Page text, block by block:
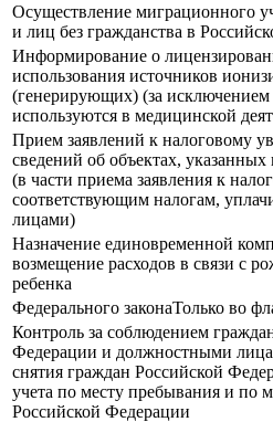
Осуществление миграционного
и лиц без гражданства в
Информирование о
использования источников
(генерирующих) (за исключением
используются в медицинской
Прием заявлений к налоговому
сведений об объектах,
(в части приема заявления к
соответствующим налогам,
лицами)
Назначение единовременной
возмещение расходов в связи с
ребенка
Федерального законаТолько во
Контроль за соблюдением
Федерации и должностными
снятия граждан Российской
учета по месту пребывания и по
Российской Федерации